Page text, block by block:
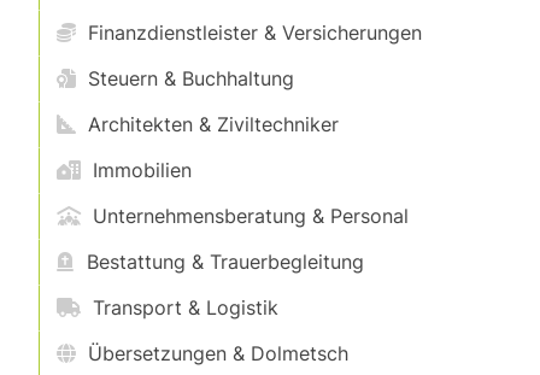
Finanzdienstleister & Versicherungen
Steuern & Buchhaltung
Architekten & Ziviltechniker
Immobilien
Unternehmensberatung & Personal
Bestattung & Trauerbegleitung
Transport & Logistik
Übersetzungen & Dolmetsch